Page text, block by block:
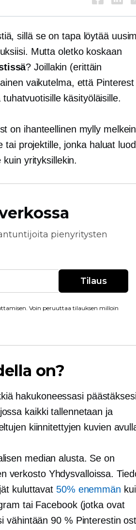
sillä se on tapa löytää
Mutta oletko koskaan
? Joillakin (erittäin
vaikutelma, että Pinterest
käsityöläisille.
on ihanteellinen mylly
tai projektille, jonka haluat
yrityksillekin.
pienyritysten
Tilaus
Voin peruuttaa tilauksen milloin
on?
hakukoneessasi
kaikki tallennetaan ja
kiinnitettyjen kuvien
median alusta. Se on
verkosto Yhdysvalloissa.
kuluttavat 50% enemmän
tai Facebook (jotka ovat
vähintään 90 % Pinterestin